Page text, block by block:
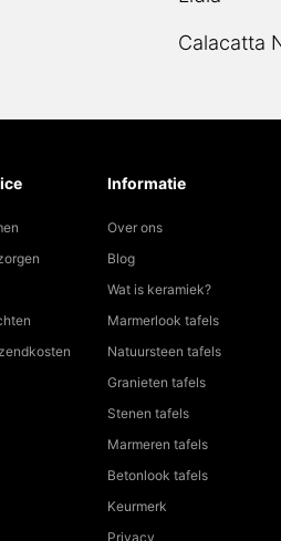
Blog
Wat is keramiek?
Marmerlook tafels
Natuursteen tafels
Granieten tafels
Stenen tafels
Marmeren tafels
Betonlook tafels
Keurmerk
Privacy